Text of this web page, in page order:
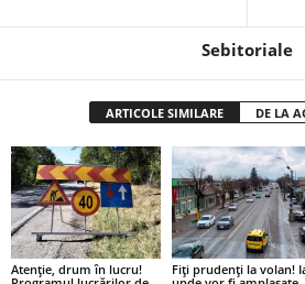
Sebitoriale
ARTICOLE SIMILARE DE LA
Atenție, drum în lucru!
Fiți prudenți la volan!